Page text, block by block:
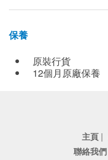
保養
原裝行貨
12個月原廠保養
主頁 |
聯絡我們